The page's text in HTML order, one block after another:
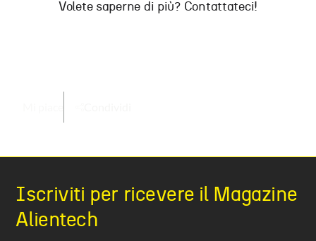
Volete saperne di più? Contattateci!
Iscriviti per ricevere il Magazine
Alientech